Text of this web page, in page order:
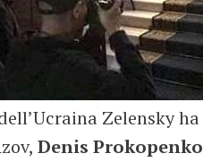
Zelensky
Denis Prokopenko